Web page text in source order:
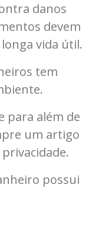
danos
devem
vida útil.
tem
para além de
um artigo
possui